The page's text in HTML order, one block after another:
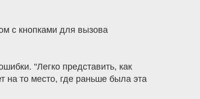
с кнопками для вызова
"Легко представить, как
на то место, где раньше была эта